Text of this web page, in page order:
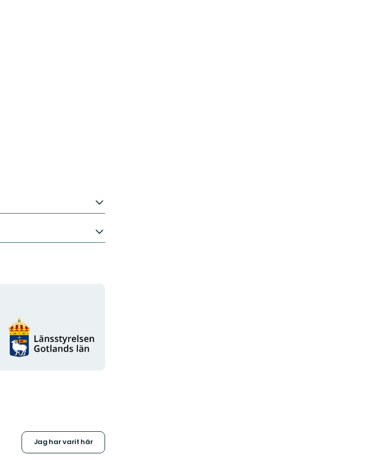
Organisationens
logotyp
Jag har varit här